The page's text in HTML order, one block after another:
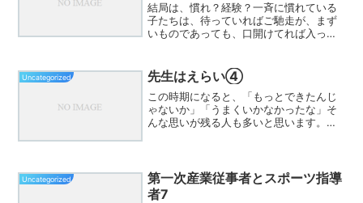
結局は、慣れ？経験？一斉に慣れている
子たちは、待っていればご馳走が、まず
いものであっても、口開けてれば入って
たのご馳走を自分の好きな時に手に入れ
る力がつくそのためには、...
Uncategorized 先生はえらい④
この時期になると、「もっとできたんじ
ゃないか」「うまくいかなかったな」そ
んな思いが残る人も多いと思います。内
う意味ではありません。思う...
Uncategorized
第一次産業従事者とスポーツ指導
者7